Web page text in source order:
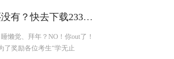
鼠年大发，233网校“鼠到成功”勋章来袭，你居然还没有？快去下载233网校app！
懒觉、拜年？NO！你out了！
了奖励各位考生“学无止